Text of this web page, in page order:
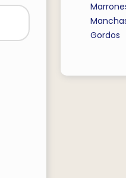
Gordos